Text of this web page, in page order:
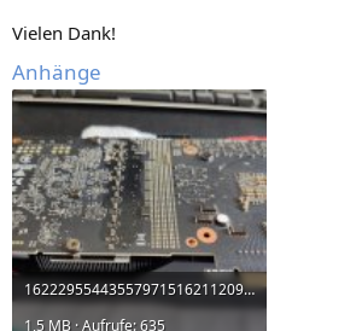
Vielen Dank!
Anhänge
1622295544355797151621120971342.jpg
1,5 MB · Aufrufe: 635